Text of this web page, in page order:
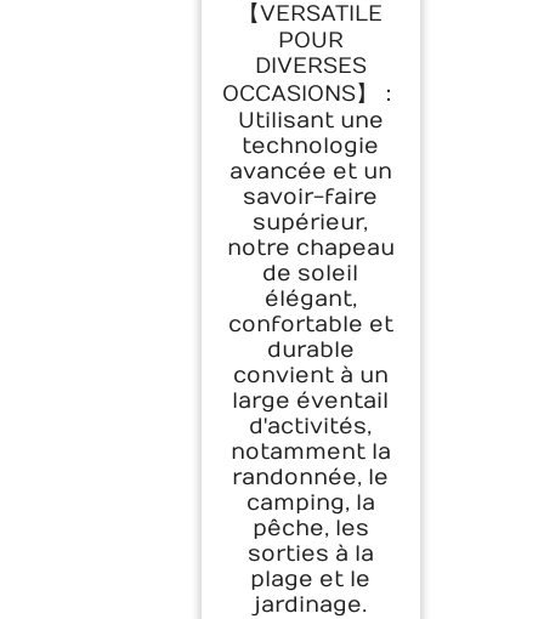
【VERSATILE
POUR
DIVERSES
OCCASIONS】：
Utilisant une
technologie
avancée et un
savoir-faire
supérieur,
notre chapeau
de soleil
élégant,
confortable et
durable
convient à un
large éventail
d'activités,
notamment la
randonnée, le
camping, la
pêche, les
sorties à la
plage et le
jardinage.